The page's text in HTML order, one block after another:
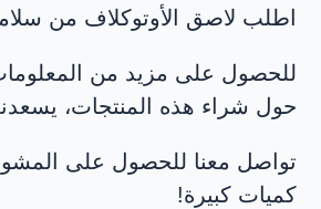
اطلب لاصق الأوتوكلاف من
للحصول على مزيد من
حول شراء هذه المنتجات،
تواصل معنا للحصول على
كميات كبيرة!